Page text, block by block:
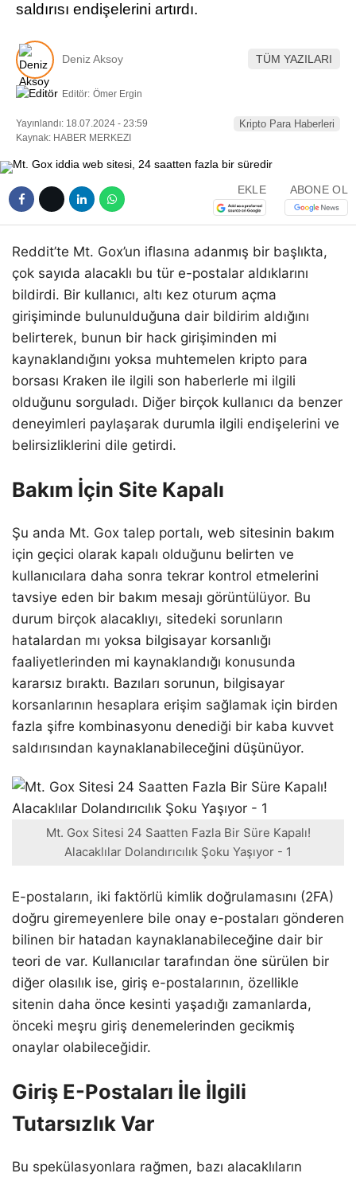
saldırısı endişelerini artırdı.
Deniz Aksoy TÜM YAZILARI
Editör: Ömer Ergin
Yayınlandı: 18.07.2024 - 23:59
Kaynak: HABER MERKEZI
Kripto Para Haberleri
EKLE ABONE OL
Reddit’te Mt. Gox’un iflasına adanmış bir başlıkta,
çok sayıda alacaklı bu tür e-postalar aldıklarını
bildirdi. Bir kullanıcı, altı kez oturum açma
girişiminde bulunulduğuna dair bildirim aldığını
belirterek, bunun bir hack girişiminden mi
kaynaklandığını yoksa muhtemelen kripto para
borsası Kraken ile ilgili son haberlerle mi ilgili
olduğunu sorguladı. Diğer birçok kullanıcı da benzer
deneyimleri paylaşarak durumla ilgili endişelerini ve
belirsizliklerini dile getirdi.
Bakım İçin Site Kapalı
Şu anda Mt. Gox talep portalı, web sitesinin bakım
için geçici olarak kapalı olduğunu belirten ve
kullanıcılara daha sonra tekrar kontrol etmelerini
tavsiye eden bir bakım mesajı görüntülüyor. Bu
durum birçok alacaklıyı, sitedeki sorunların
hatalardan mı yoksa bilgisayar korsanlığı
faaliyetlerinden mi kaynaklandığı konusunda
kararsız bıraktı. Bazıları sorunun, bilgisayar
korsanlarının hesaplara erişim sağlamak için birden
fazla şifre kombinasyonu denediği bir kaba kuvvet
saldırısından kaynaklanabileceğini düşünüyor.
Mt. Gox Sitesi 24 Saatten Fazla Bir Süre Kapalı!
Alacaklılar Dolandırıcılık Şoku Yaşıyor - 1
E-postaların, iki faktörlü kimlik doğrulamasını (2FA)
doğru giremeyenlere bile onay e-postaları gönderen
bilinen bir hatadan kaynaklanabileceğine dair bir
teori de var. Kullanıcılar tarafından öne sürülen bir
diğer olasılık ise, giriş e-postalarının, özellikle
sitenin daha önce kesinti yaşadığı zamanlarda,
önceki meşru giriş denemelerinden gecikmiş
onaylar olabileceğidir.
Giriş E-Postaları İle İlgili
Tutarsızlık Var
Bu spekülasyonlara rağmen, bazı alacaklıların